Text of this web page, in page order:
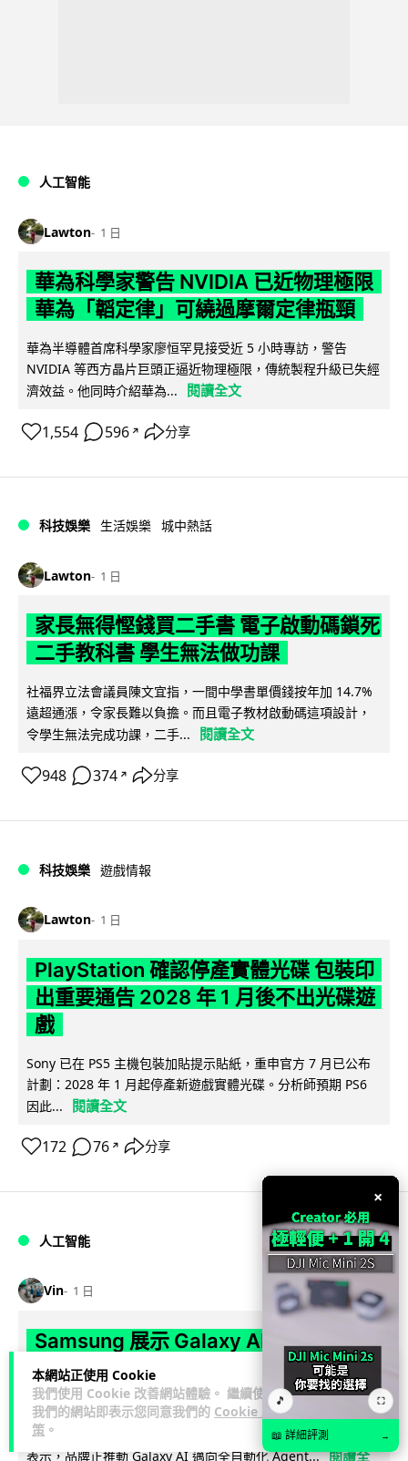
本網站正使用 Cookie
我們使用 Cookie 改善網站體驗。 繼續使用
我們的網站即表示您同意我們的 Cookie 政
策 。
人工智能
Lawton 1 日
華為科學家警告 NVIDIA 已近物理極限
華為「韜定律」可繞過摩爾定律瓶頸
華為半導體首席科學家廖恒罕見接受近 5 小時專訪，警告
NVIDIA 等西方晶片巨頭正逼近物理極限，傳統製程升級已失經
濟效益。他同時介紹華為...
閱讀全文
1,554 596 ↗ 分享
科技娛樂 生活娛樂 城中熱話
Lawton 1 日
家長無得慳錢買二手書 電子啟動碼鎖死
二手教科書 學生無法做功課
社福界立法會議員陳文宜指，一間中學書單價錢按年加 14.7%
遠超通漲，令家長難以負擔。而且電子教材啟動碼這項設計，
令學生無法完成功課，二手...
閱讀全文
948 374 ↗ 分享
科技娛樂 遊戲情報
Lawton 1 日
PlayStation 確認停產實體光碟 包裝印
出重要通告 2028 年 1 月後不出光碟遊
戲
Sony 已在 PS5 主機包裝加貼提示貼紙，重申官方 7 月已公布
計劃：2028 年 1 月起停產新遊戲實體光碟。分析師預期 PS6
因此...
閱讀全文
172 76 ↗ 分享
人工智能
Vin 1 日
Samsung 展示 Galaxy AI 新方向 未來
手機毋須輸入文字 轉向 Agent 全自動操
作
Samsung 電子 MX 部門顧客體驗辦公室主管兼副總裁 Jay Kim
表示，品牌正推動 Galaxy AI 邁向全自動化 Agent... 閱讀全
×
🎵 ⛶
📖 詳細評測 →